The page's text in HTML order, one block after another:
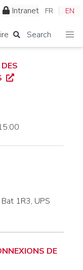
Intranet FR EN
Search
1R3, UPS
DE